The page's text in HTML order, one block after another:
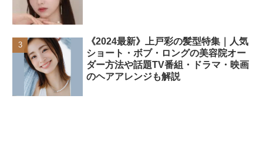
《2024最新》上戸彩の髪型特集｜人気
ショート・ボブ・ロングの美容院オー
ダー方法や話題TV番組・ドラマ・映画
のヘアアレンジも解説